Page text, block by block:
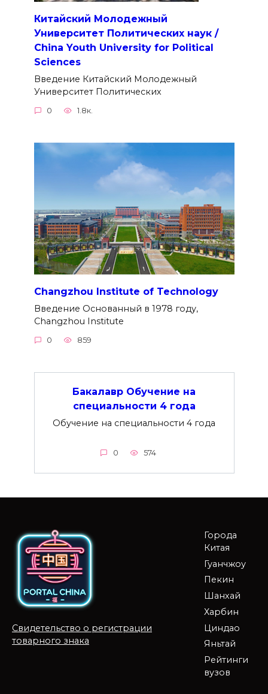
Китайский Молодежный
Университет Политических наук /
China Youth University for Political
Sciences
Введение Китайский Молодежный
Университет Политических
0 1.8к.
Changzhou Institute of Technology
Введение Основанный в 1978 году,
Changzhou Institute
0 859
Бакалавр Обучение на
специальности 4 года
Обучение на специальности 4 года
0 574
Свидетельство о регистрации
товарного знака
Города
Китая
Гуанчжоу
Пекин
Шанхай
Харбин
Циндао
Яньтай
Рейтинги
вузов